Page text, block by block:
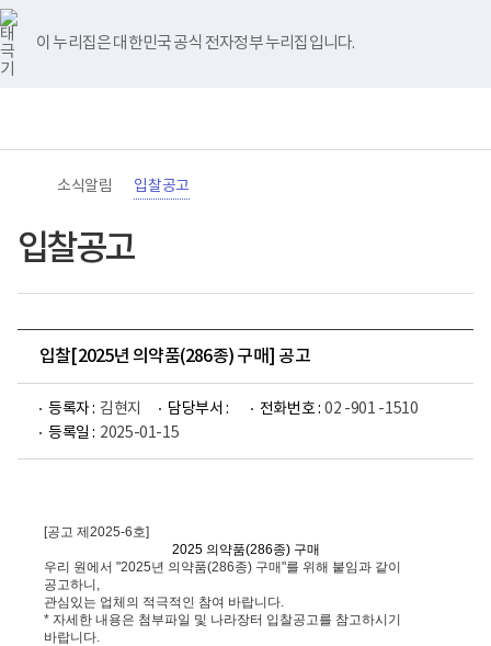
바
로
가
기
메
이 누리집은 대한민국 공식 전자정부 누리집입니다.
너
비
767px
이
하
영
검
메
홈
소식알림 입찰공고
입찰공고
입찰[2025년 의약품(286종) 구매] 공고
등록자 : 김현지 담당부서 : 전화번호 : 02 -901 -1510
등록일 : 2025-01-15
[공고 제2025-6호]
2025 의약품(286종) 구매
우리 원에서 "2025년 의약품(286종) 구매"를 위해 붙임과 같이
공고하니,
관심있는 업체의 적극적인 참여 바랍니다.
* 자세한 내용은 첨부파일 및 나라장터 입찰공고를 참고하시기
바랍니다.
유
튜
브
블
로
그
인
스
타
그
램
페
이
스
북